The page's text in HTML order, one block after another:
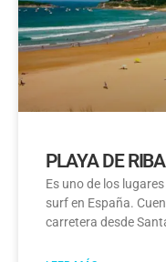
PLAYA DE
Es uno de los
surf en España.
carretera desde